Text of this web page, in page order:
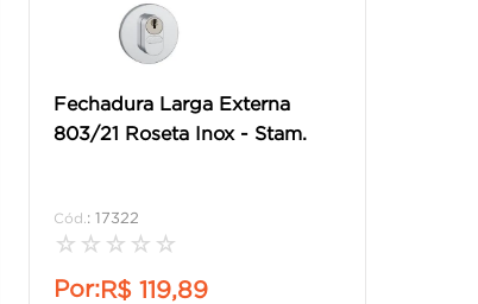
Fechadura Larga Externa
803/21 Roseta Inox - Stam.
: 17322
☆ ☆ ☆ ☆ ☆
Por:R$ 119,89